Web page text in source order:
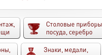
Столовые приборы,
посуда, серебро
Знаки, медали,